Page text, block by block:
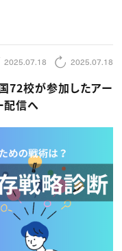
×メディア
2025.07.18 2025.07.18
72校が参加したアー
配信へ